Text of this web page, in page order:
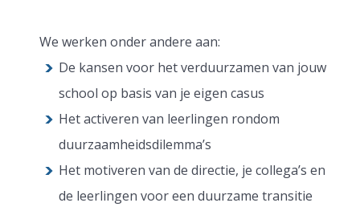
We werken onder andere aan:
De kansen voor het verduurzamen van jouw
school op basis van je eigen casus
Het activeren van leerlingen rondom
duurzaamheidsdilemma’s
Het motiveren van de directie, je collega’s en
de leerlingen voor een duurzame transitie